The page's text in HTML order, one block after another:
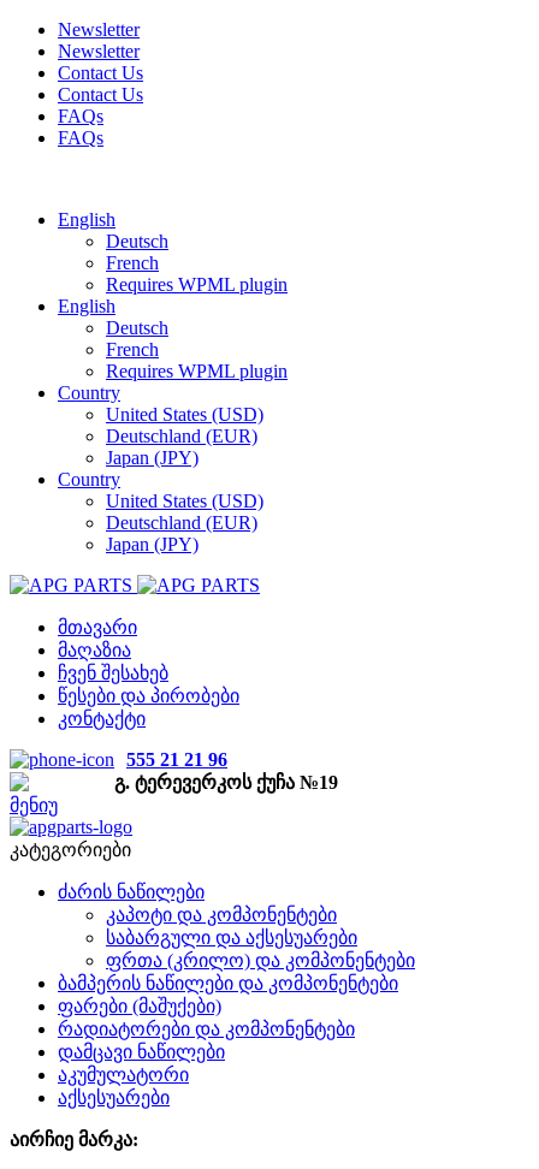
Newsletter
Newsletter
Contact Us
Contact Us
FAQs
FAQs
English
Deutsch
French
Requires WPML plugin
English
Deutsch
French
Requires WPML plugin
Country
United States (USD)
Deutschland (EUR)
Japan (JPY)
Country
United States (USD)
Deutschland (EUR)
Japan (JPY)
მთავარი
მაღაზია
ჩვენ შესახებ
წესები და პირობები
კონტაქტი
555 21 21 96
გ. ტერევერკოს ქუჩა №19
მენიუ
კატეგორიები
ძარის ნაწილები
კაპოტი და კომპონენტები
საბარგული და აქსესუარები
ფრთა (კრილო) და კომპონენტები
ბამპერის ნაწილები და კომპონენტები
ფარები (მაშუქები)
რადიატორები და კომპონენტები
დამცავი ნაწილები
აკუმულატორი
აქსესუარები
აირჩიე მარკა: